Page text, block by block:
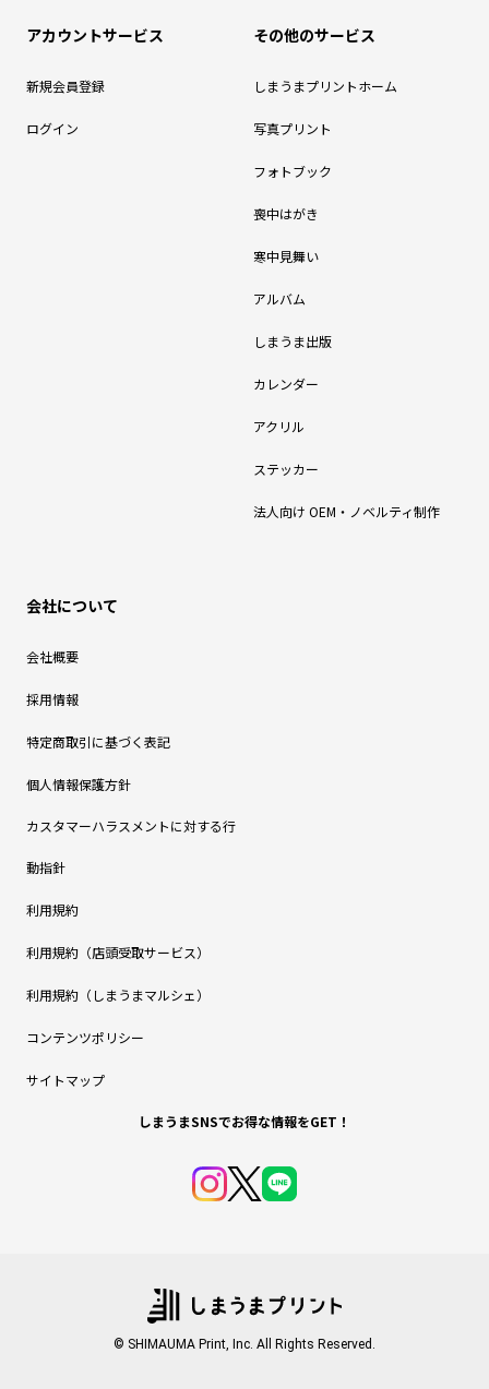
アカウントサービス
新規会員登録
ログイン
その他のサービス
しまうまプリントホーム
写真プリント
フォトブック
喪中はがき
寒中見舞い
アルバム
しまうま出版
カレンダー
アクリル
ステッカー
法人向け OEM・ノベルティ制作
会社について
会社概要
採用情報
特定商取引に基づく表記
個人情報保護方針
カスタマーハラスメントに対する行
動指針
利用規約
利用規約（店頭受取サービス）
利用規約（しまうまマルシェ）
コンテンツポリシー
サイトマップ
しまうまSNSでお得な情報をGET！
© SHIMAUMA Print, Inc. All Rights Reserved.